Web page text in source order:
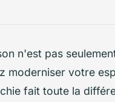
n'est pas
moderniser votre
fait toute la